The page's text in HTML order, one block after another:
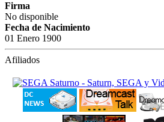
Firma
No disponible
Fecha de Nacimiento
01 Enero 1900
Afiliados